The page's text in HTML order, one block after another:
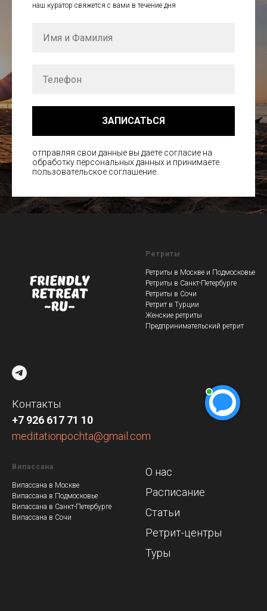
наш куратор свяжется с вами в течение дня
ЗАПИСАТЬСЯ
отправляя свои данные вы даете согласие на
обработку персональных данных и принимаете
пользовательское соглашение.
Контакты
+7 926 617 71 10
meditationpochta@gmail.com
Ретриты
Ретриты в Москве и Подмосковье
Ретриты в Санкт-Петербурге
Ретриты в Сочи
Ретрит в Турции
Женские ретриты
Предпринимательский ретрит
Випассана
Випассана в Москве
Випассана в Подмосковье
Випассана в Санкт-Петербурге
Випассана в Сочи
О нас
Расписание
Статьи
Ретрит-центры
Туры